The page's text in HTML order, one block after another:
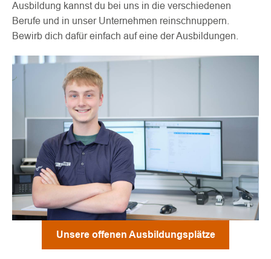
Ausbildung kannst du bei uns in die verschiedenen
Berufe und in unser Unternehmen reinschnuppern.
Bewirb dich dafür einfach auf eine der Ausbildungen.
Unsere offenen Ausbildungsplätze